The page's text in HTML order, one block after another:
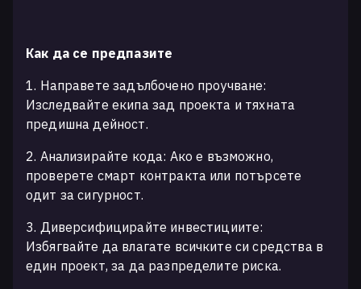
Как да се предпазите
1. Направете задълбочено проучване:
Изследвайте екипа зад проекта и тяхната
предишна дейност.
2. Анализирайте кода: Ако е възможно,
проверете смарт контракта или потърсете
одит за сигурност.
3. Диверсифицирайте инвестициите:
Избягвайте да влагате всичките си средства в
един проект, за да разпределите риска.